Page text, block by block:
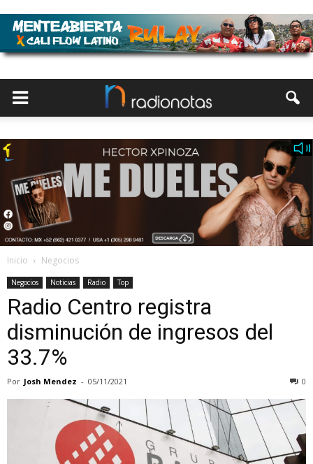
Inicio Negocios
Negocios Noticias Radio Top
Radio Centro registra
disminución de ingresos del
33.7%
Por Josh Mendez - 05/11/2021 0